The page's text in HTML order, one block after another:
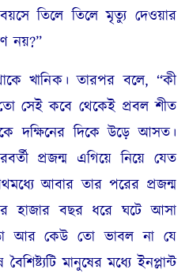
তিলে তিলে মৃত্যু দেওয়ার
নয়?”
খানিক। তারপর বলে, “কী
তো সেই কবে থেকেই প্রবল শীত
দক্ষিনের দিকে উড়ে আসত।
প্রজন্ম এগিয়ে নিয়ে যেত
আবার তার পরের প্রজন্ম
হাজার বছর ধরে ঘটে আসা
আর কেউ তো ভাবল না যে
মানুষের মধ্যে ইনপ্লান্ট